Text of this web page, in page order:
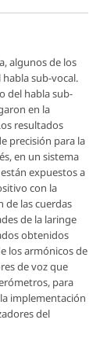
algunos de los
sub-vocal.
del habla sub-
en la
resultados
precisión para la
en un sistema
expuestos a
con la
de las cuerdas
de la laringe
obtenidos
los armónicos de
de voz que
para
implementación
del